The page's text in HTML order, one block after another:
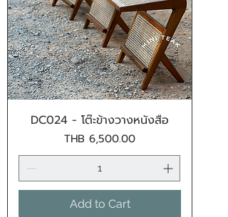
DC024 - โต๊ะข้างวางหนังสือ
Price
THB 6,500.00
Add to Cart